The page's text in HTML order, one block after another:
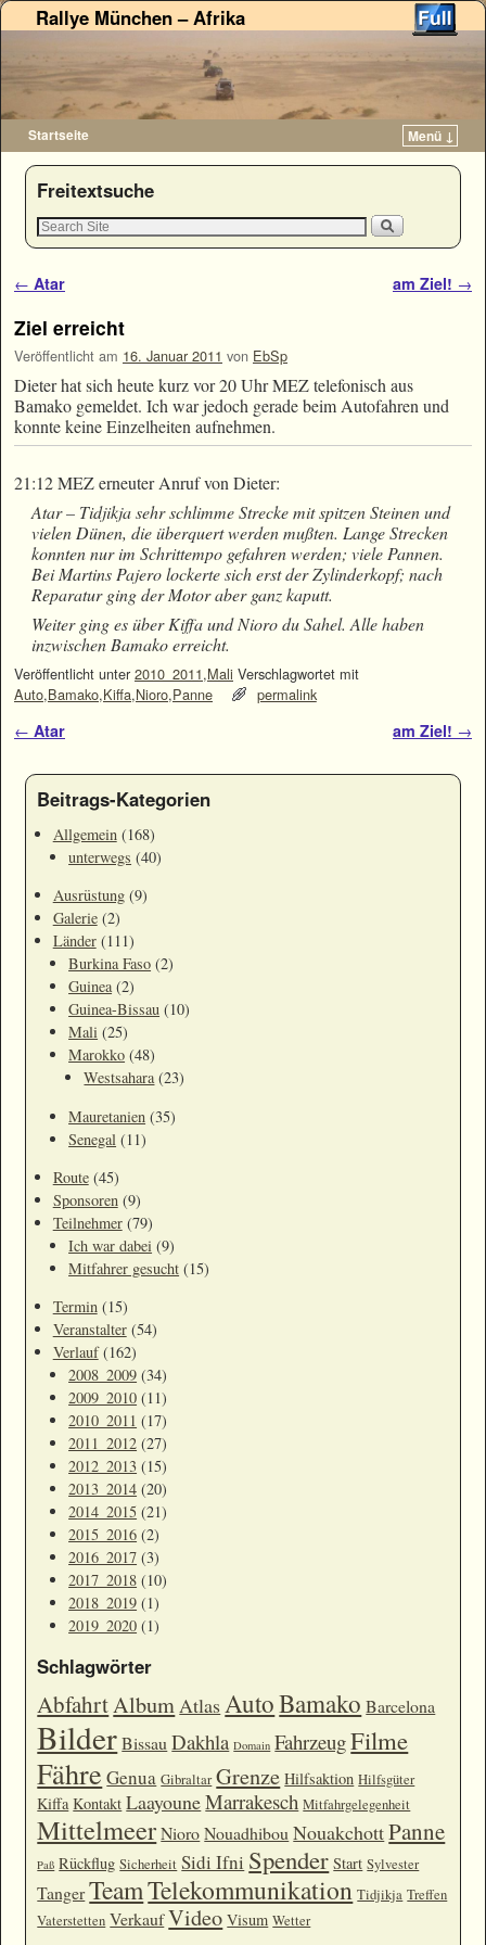
Rallye München – Afrika
Startseite Menü ↓
Zum Inhalt wechseln
Zum sekundären Inhalt wechseln
Freitextsuche
Artikelnavigation
← Atar am Ziel! →
Ziel erreicht
Veröffentlicht am 16. Januar 2011 von EbSp
Dieter hat sich heute kurz vor 20 Uhr MEZ telefonisch aus
Bamako gemeldet. Ich war jedoch gerade beim Autofahren und
konnte keine Einzelheiten aufnehmen.
21:12 MEZ erneuter Anruf von Dieter:
Atar– Tidjikjasehr schlimme Strecke mit spitzen Steinen und
vielen Dünen, die überquert werden mußten. Lange Strecken
konnten nur im Schrittempo gefahren werden; viele Pannen.
Bei Martins Pajero lockerte sich erst der Zylinderkopf; nach
Reparatur ging der Motor aber ganz kaputt.
Weiter ging es überKiffaundNioro du Sahel. Alle haben
inzwischenBamakoerreicht.
Veröffentlicht unter 2010_2011,Mali Verschlagwortet mit
Auto,Bamako,Kiffa,Nioro,Panne permalink
Artikelnavigation
← Atar am Ziel! →
Beitrags-Kategorien
Allgemein (168)
unterwegs (40)
Ausrüstung(9)
Galerie(2)
Länder(111)
Burkina Faso (2)
Guinea(2)
Guinea-Bissau (10)
Mali (25)
Marokko (48)
Westsahara(23)
Mauretanien (35)
Senegal (11)
Route(45)
Sponsoren(9)
Teilnehmer(79)
Ich war dabei (9)
Mitfahrer gesucht (15)
Termin(15)
Veranstalter(54)
Verlauf(162)
2008_2009 (34)
2009_2010 (11)
2010_2011 (17)
2011_2012 (27)
2012_2013 (15)
2013_2014 (20)
2014_2015 (21)
2015_2016 (2)
2016_2017 (3)
2017_2018 (10)
2018_2019 (1)
2019_2020 (1)
Schlagwörter
AbfahrtAlbumAtlas AutoBamako Barcelona
Bilder Bissau Dakhla Domain FahrzeugFilme
Fähre Genua Gibraltar Grenze Hilfsaktion Hilfsgüter
Kiffa Kontakt LaayouneMarrakesch Mitfahrgelegenheit
Mittelmeer Nioro Nouadhibou NouakchottPanne
Paß Rückflug Sicherheit Sidi Ifni Spender Start Sylvester
TangerTeamTelekommunikation Tidjikja Treffen
Vaterstetten VerkaufVideo Visum Wetter